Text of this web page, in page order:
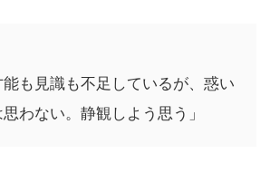
も見識も不足しているが、惑い
わない。静観しよう思う」